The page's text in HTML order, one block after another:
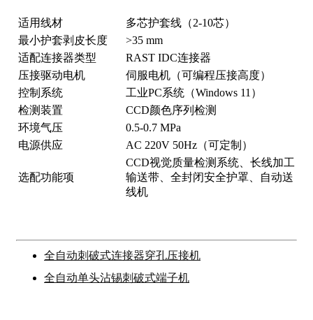
适用线材
多芯护套线（2-10芯）
最小护套剥皮长度
>35 mm
适配连接器类型
RAST IDC连接器
压接驱动电机
伺服电机（可编程压接高度）
控制系统
工业PC系统（Windows 11）
检测装置
CCD颜色序列检测
环境气压
0.5-0.7 MPa
电源供应
AC 220V 50Hz（可定制）
选配功能项
CCD视觉质量检测系统、长线加工
输送带、全封闭安全护罩、自动送
线机
全自动刺破式连接器穿孔压接机
全自动单头沾锡刺破式端子机